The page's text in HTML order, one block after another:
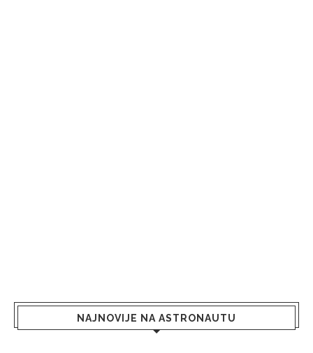
NAJNOVIJE NA ASTRONAUTU